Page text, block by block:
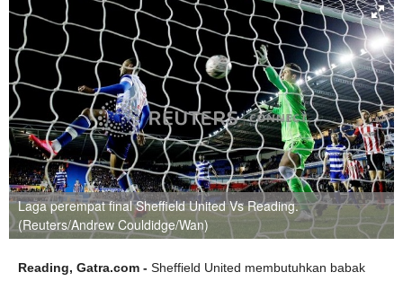
Laga perempat final Sheffield United Vs Reading.
(Reuters/Andrew Couldidge/Wan)
Reading, Gatra.com - Sheffield United membutuhkan babak